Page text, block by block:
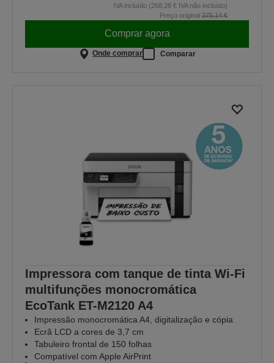
IVA incluído (268,28 € IVA não incluído)
Preço original 375,14 €
Comprar agora
Onde comprar Comparar
Impressora com tanque de tinta Wi-Fi
multifunções monocromática
EcoTank ET-M2120 A4
Impressão monocromática A4, digitalização e cópia
Ecrã LCD a cores de 3,7 cm
Tabuleiro frontal de 150 folhas
Compatível com Apple AirPrint